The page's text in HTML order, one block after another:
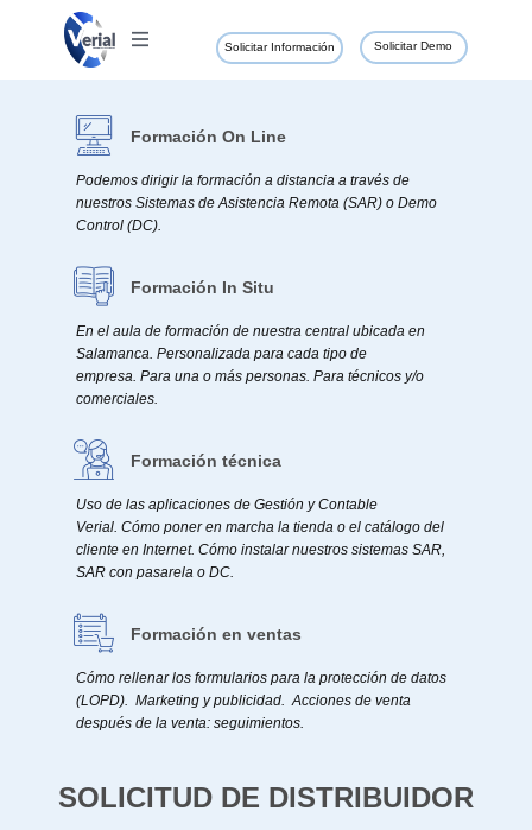
Solicitar Demo
Solicitar Información
Formación On Line
Podemos dirigir la formación a distancia a través de
nuestros Sistemas de Asistencia Remota (SAR) o Demo
Control (DC).
Formación In Situ
En el aula de formación de nuestra central ubicada en
Salamanca. Personalizada para cada tipo de
empresa. Para una o más personas. Para técnicos y/o
comerciales.
Formación técnica
Uso de las aplicaciones de Gestión y Contable
Verial. Cómo poner en marcha la tienda o el catálogo del
cliente en Internet. Cómo instalar nuestros sistemas SAR,
SAR con pasarela o DC.
Formación en ventas
Cómo rellenar los formularios para la protección de datos
(LOPD). Marketing y publicidad. Acciones de venta
después de la venta: seguimientos.
SOLICITUD DE DISTRIBUIDOR